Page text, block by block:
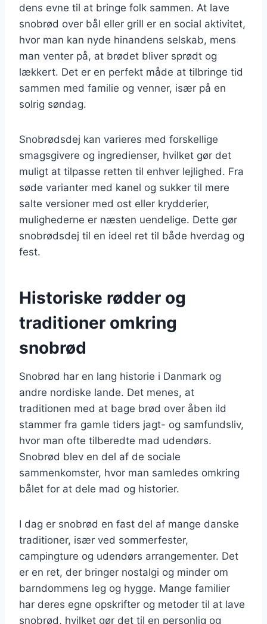
dens evne til at bringe folk sammen. At lave
snobrød over bål eller grill er en social aktivitet,
hvor man kan nyde hinandens selskab, mens
man venter på, at brødet bliver sprødt og
lækkert. Det er en perfekt måde at tilbringe tid
sammen med familie og venner, især på en
solrig søndag.
Snobrødsdej kan varieres med forskellige
smagsgivere og ingredienser, hvilket gør det
muligt at tilpasse retten til enhver lejlighed. Fra
søde varianter med kanel og sukker til mere
salte versioner med ost eller krydderier,
mulighederne er næsten uendelige. Dette gør
snobrødsdej til en ideel ret til både hverdag og
fest.
Historiske rødder og
traditioner omkring
snobrød
Snobrød har en lang historie i Danmark og
andre nordiske lande. Det menes, at
traditionen med at bage brød over åben ild
stammer fra gamle tiders jagt- og samfundsliv,
hvor man ofte tilberedte mad udendørs.
Snobrød blev en del af de sociale
sammenkomster, hvor man samledes omkring
bålet for at dele mad og historier.
I dag er snobrød en fast del af mange danske
traditioner, især ved sommerfester,
campingture og udendørs arrangementer. Det
er en ret, der bringer nostalgi og minder om
barndommens leg og hygge. Mange familier
har deres egne opskrifter og metoder til at lave
snobrød, hvilket gør det til en personlig og